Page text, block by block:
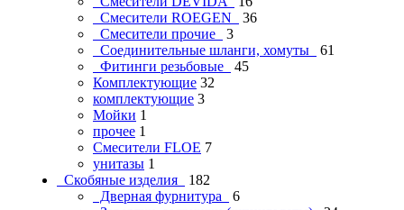
Смесители ROEGEN
36
Смесители прочие
3
Соединительные шланги, хомуты
61
Фитинги резьбовые
45
Комплектующие 32
комплектующие 3
Мойки 1
прочее 1
Смесители FLOE 7
унитазы 1
Скобяные изделия
182
Дверная фурнитура
6